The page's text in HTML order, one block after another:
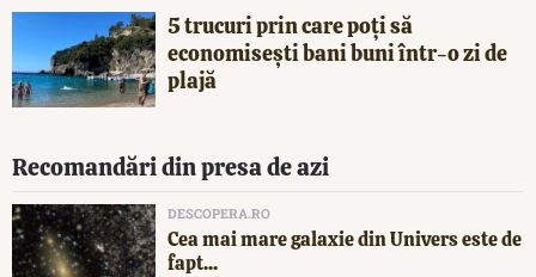
5 trucuri prin care poți să
economisești bani buni într-o zi de
plajă
Recomandări din presa de azi
DESCOPERA.RO
Cea mai mare galaxie din Univers este de
fapt...